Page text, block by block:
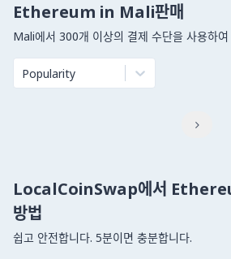
Ethereum in Mali판매
Mali에서 300개 이상의 결제 수단을 사용하
Popularity

LocalCoinSwap에서
방법
쉽고 안전합니다. 5분이면 충분합니다.